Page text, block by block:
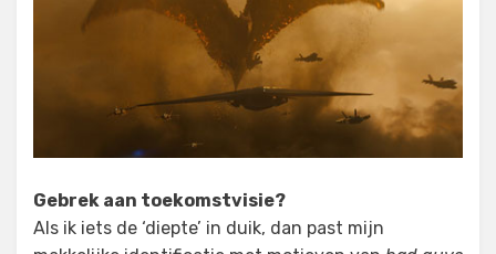
Gebrek aan toekomstvisie?
Als ik iets de ‘diepte’ in duik, dan past mijn